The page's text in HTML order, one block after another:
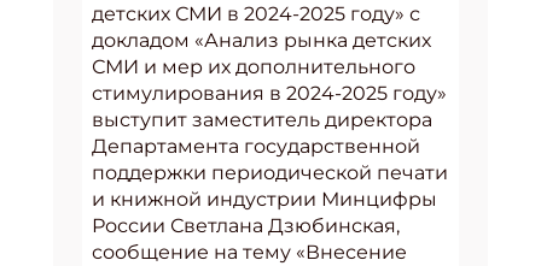
детских СМИ в 2024-2025 году» с
докладом «Анализ рынка детских
СМИ и мер их дополнительного
стимулирования в 2024-2025 году»
выступит заместитель директора
Департамента государственной
поддержки периодической печати
и книжной индустрии Минцифры
России Светлана Дзюбинская,
сообщение на тему «Внесение